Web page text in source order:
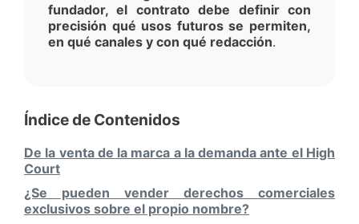
fundador, el contrato debe definir con
precisión qué usos futuros se permiten,
en qué canales y con qué redacción.
Índice de Contenidos
De la venta de la marca a la demanda ante el High
Court
¿Se pueden vender derechos comerciales
exclusivos sobre el propio nombre?